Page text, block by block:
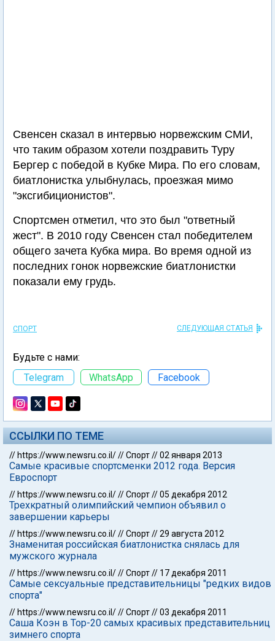
Свенсен сказал в интервью норвежским СМИ,
что таким образом хотели поздравить Туру
Бергер с победой в Кубке Мира. По его словам,
биатлонистка улыбнулась, проезжая мимо
"эксгибиционистов".
Спортсмен отметил, что это был "ответный
жест". В 2010 году Свенсен стал победителем
общего зачета Кубка мира. Во время одной из
последних гонок норвежские биатлонистки
показали ему грудь.
СПОРТ СЛЕДУЮЩАЯ СТАТЬЯ
Будьте с нами:
Telegram
WhatsApp Facebook
ССЫЛКИ ПО ТЕМЕ
// https://www.newsru.co.il///Спорт//02 января 2013
Самые красивые спортсменки 2012 года. Версия
Евроспорт
// https://www.newsru.co.il///Спорт//05 декабря 2012
Трехкратный олимпийский чемпион объявил о
завершении карьеры
// https://www.newsru.co.il///Спорт//29 августа 2012
Знаменитая российская биатлонистка снялась для
мужского журнала
// https://www.newsru.co.il///Спорт// 17 декабря 2011
Самые сексуальные представительницы "редких видов
спорта"
// https://www.newsru.co.il///Спорт//03 декабря 2011
Саша Коэн в Тор-20 самых красивых представительниц
зимнего спорта